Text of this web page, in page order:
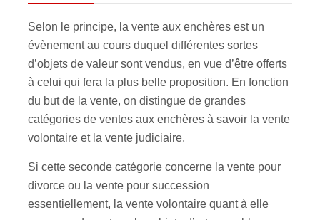
Selon le principe, la vente aux enchères est un
évènement au cours duquel différentes sortes
d’objets de valeur sont vendus, en vue d’être offerts
à celui qui fera la plus belle proposition. En fonction
du but de la vente, on distingue de grandes
catégories de ventes aux enchères à savoir la vente
volontaire et la vente judiciaire.
Si cette seconde catégorie concerne la vente pour
divorce ou la vente pour succession
essentiellement, la vente volontaire quant à elle